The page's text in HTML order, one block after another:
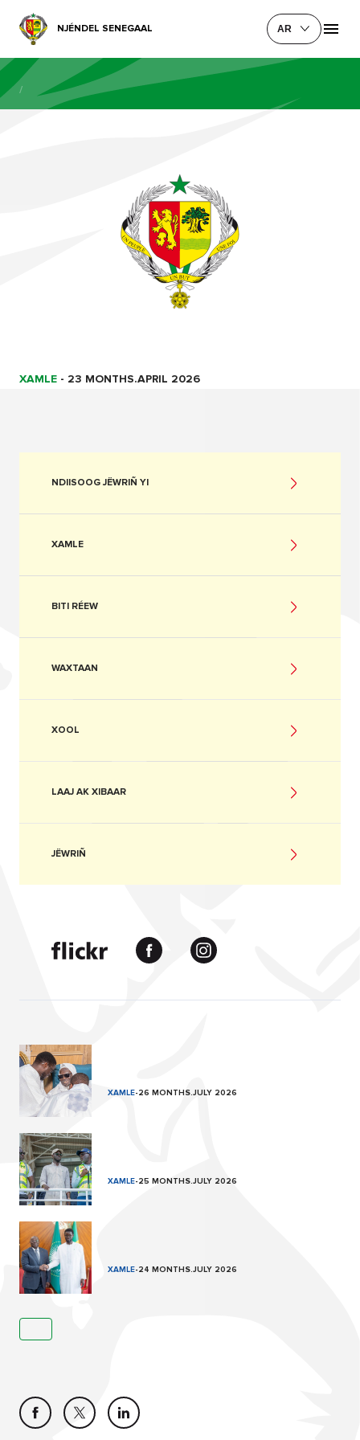
NJÉNDEL SENEGAAL AR
/
XAMLE - 23 MONTHS.APRIL 2026
NDIISOOG JËWRIÑ YI
XAMLE
BITI RÉEW
WAXTAAN
XOOL
LAAJ AK XIBAAR
JËWRIÑ
XAMLE-26 MONTHS.JULY 2026
XAMLE-25 MONTHS.JULY 2026
XAMLE-24 MONTHS.JULY 2026